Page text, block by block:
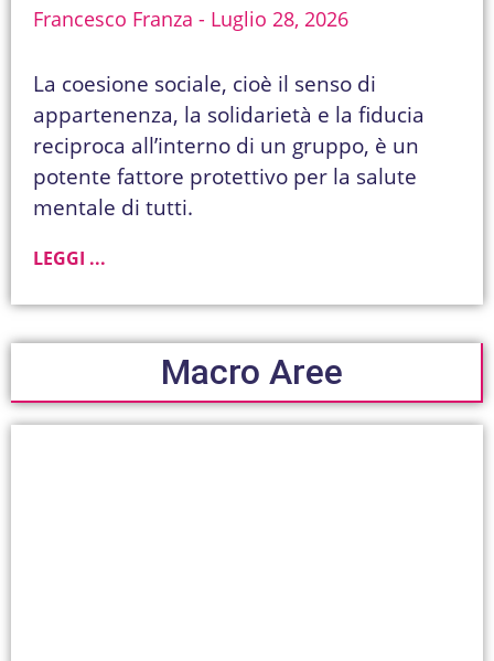
Francesco Franza Luglio 28, 2026
La coesione sociale, cioè il senso di
appartenenza, la solidarietà e la fiducia
reciproca all’interno di un gruppo, è un
potente fattore protettivo per la salute
mentale di tutti.
LEGGI ...
Macro Aree